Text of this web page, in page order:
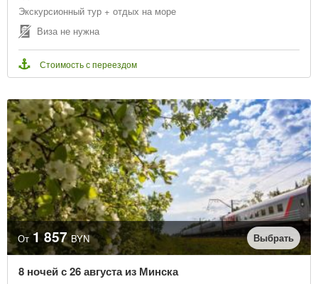
Экскурсионный тур + отдых на море
Виза не нужна
Стоимость с переездом
От 1 857 BYN Выбрать
8 ночей с 26 августа из Минска